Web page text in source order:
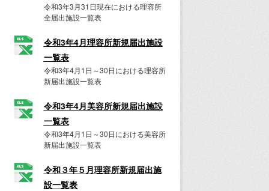
令和3年3月31日現在における理容所
全届出施設一覧表
令和3年4月理容所新規届出施設
一覧表
令和3年4月1日～30日における理容所
新届出施設一覧表
令和3年4月美容所新規届出施設
一覧表
令和3年4月1日～30日における美容所
新届出施設一覧表
令和３年５月理容所新規届出施
設一覧表